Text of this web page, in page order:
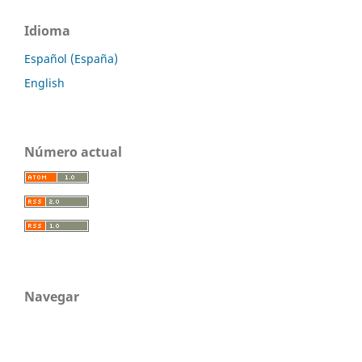
Idioma
Español (España)
English
Número actual
Navegar